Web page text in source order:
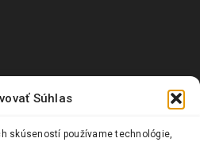
Súhlas
skúseností používame technológie,